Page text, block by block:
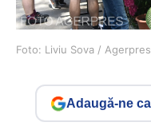
Foto: Liviu Sova /
Adaugă-ne